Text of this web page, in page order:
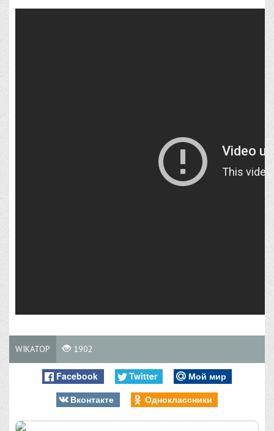
WIKATOP 1902
Facebook Twitter
Мой мир
Вконтакте
Одноклассники